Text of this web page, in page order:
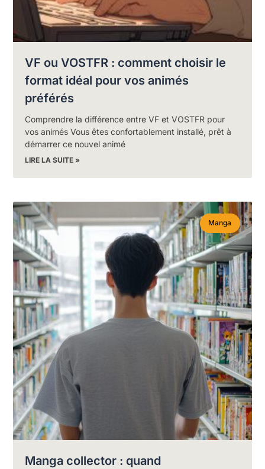
VF ou VOSTFR : comment choisir le
format idéal pour vos animés
préférés
Comprendre la différence entre VF et VOSTFR pour
vos animés Vous êtes confortablement installé, prêt à
démarrer ce nouvel animé
LIRE LA SUITE »
Manga
Manga collector : quand